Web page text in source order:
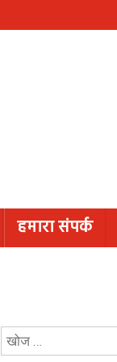
हमारा संपर्क